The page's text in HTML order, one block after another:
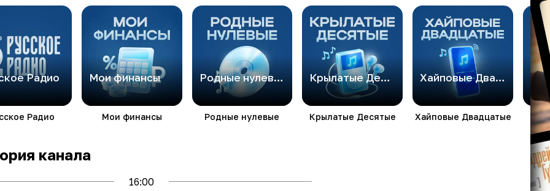
Радио
Радио
Мои финансы
Мои финансы
Родные нулевые
Родные нулевые
Крылатые Десятые
Крылатые Десятые
Хайповые Двадцатые
Хайповые Двадцатые
канала
16:00